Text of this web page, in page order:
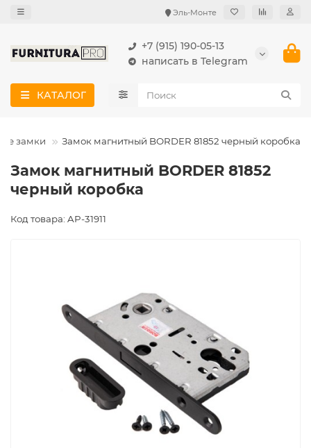
Эль-Монте
+7 (915) 190-05-13
написать в Telegram
КАТАЛОГ
замки Замок магнитный BORDER 81852 черный коробка
Замок магнитный BORDER 81852
черный коробка
Код товара: AP-31911